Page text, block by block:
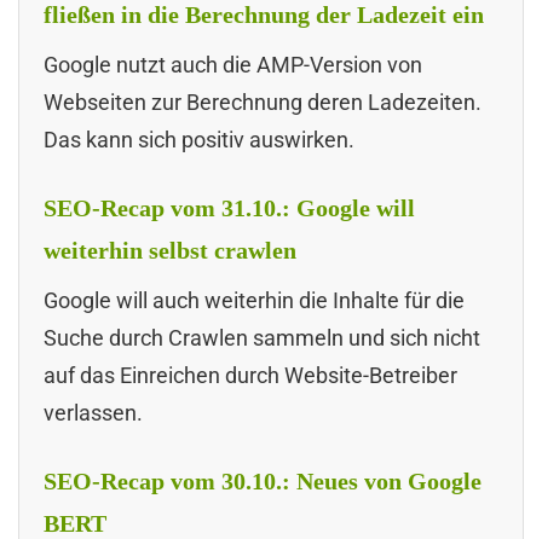
fließen in die Berechnung der Ladezeit ein
Google nutzt auch die AMP-Version von
Webseiten zur Berechnung deren Ladezeiten.
Das kann sich positiv auswirken.
SEO-Recap vom 31.10.: Google will
weiterhin selbst crawlen
Google will auch weiterhin die Inhalte für die
Suche durch Crawlen sammeln und sich nicht
auf das Einreichen durch Website-Betreiber
verlassen.
SEO-Recap vom 30.10.: Neues von Google
BERT